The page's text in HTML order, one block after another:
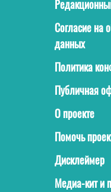
Согласие на
данных
Политика
Публичная
О проекте
Помочь
Дисклеймер
Медиа-кит и